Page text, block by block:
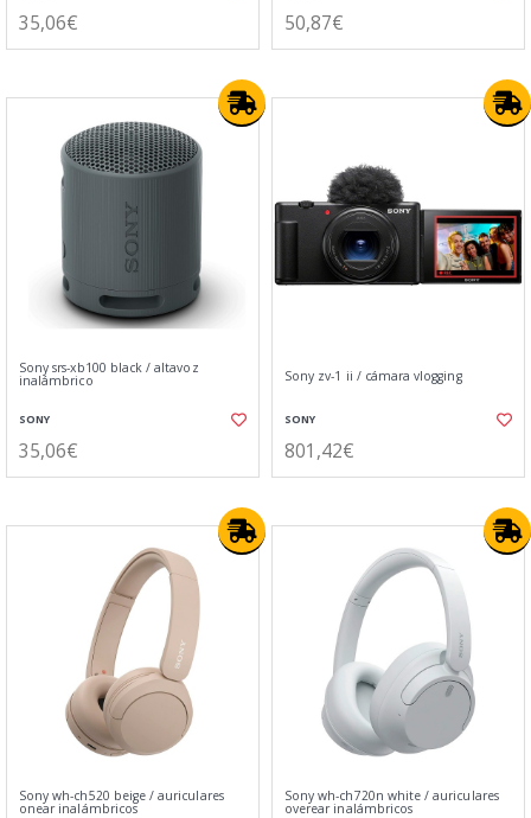
35,06€ 50,87€
Sony srs-xb100 black / altavoz
inalámbrico
SONY
35,06€
Sony zv-1 ii / cámara vlogging
SONY
801,42€
Sony wh-ch520 beige / auriculares
onear inalámbricos
Sony wh-ch720n white / auriculares
overear inalámbricos